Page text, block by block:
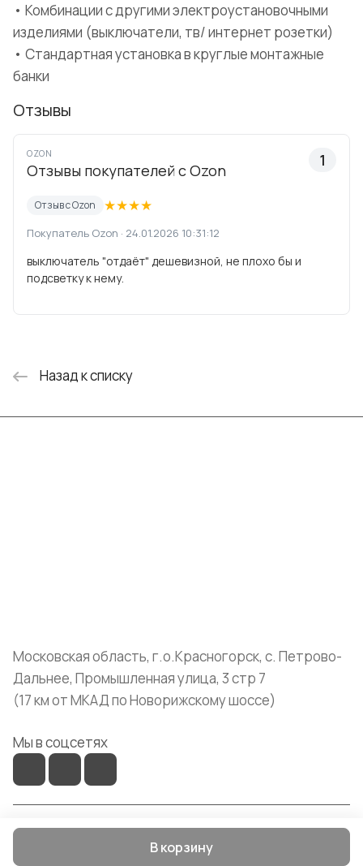
В корзину
• Комбинации с другими электроустановочными
изделиями (выключатели, тв/ интернет розетки)
• Стандартная установка в круглые монтажные
банки
Отзывы
OZON
Отзывы покупателей с Ozon
1
Отзыв с Ozon ★★★★
Покупатель Ozon · 24.01.2026 10:31:12
выключатель "отдаёт" дешевизной, не плохо бы и
подсветку к нему.
Назад к списку
Московская область, г.о.Красногорск, с. Петрово-
Дальнее, Промышленная улица, 3 стр 7
(17 км от МКАД по Новорижскому шоссе)
Мы в соцсетях